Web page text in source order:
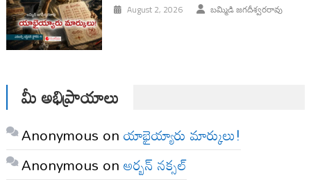
August 2, 2026 బమ్మిడి జగదీశ్వరరావు
మీ అభిప్రాయాలు
Anonymous onయాభైయ్యారు మార్కులు!
Anonymous onఅర్బన్ నక్సల్